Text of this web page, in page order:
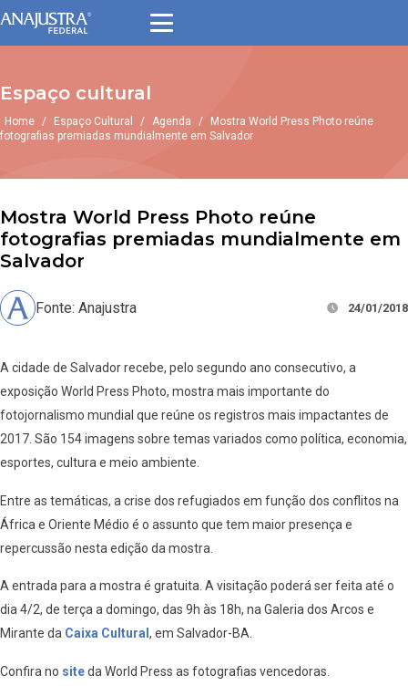
Espaço cultural
Home / Espaço Cultural / Agenda /
Mostra World Press Photo reúne
fotografias premiadas mundialmente em Salvador
Mostra World Press Photo reúne
fotografias premiadas mundialmente em
Salvador
Fonte: Anajustra 24/01/2018
A cidade de Salvador recebe, pelo segundo ano consecutivo, a
exposição World Press Photo, mostra mais importante do
fotojornalismo mundial que reúne os registros mais impactantes de
2017. São 154 imagens sobre temas variados como política, economia,
esportes, cultura e meio ambiente.
Entre as temáticas, a crise dos refugiados em função dos conflitos na
África e Oriente Médio é o assunto que tem maior presença e
repercussão nesta edição da mostra.
A entrada para a mostra é gratuita. A visitação poderá ser feita até o
dia 4/2, de terça a domingo, das 9h às 18h, na Galeria dos Arcos e
Mirante da Caixa Cultural , em Salvador-BA.
Confira no siteda World Press as fotografias vencedoras.